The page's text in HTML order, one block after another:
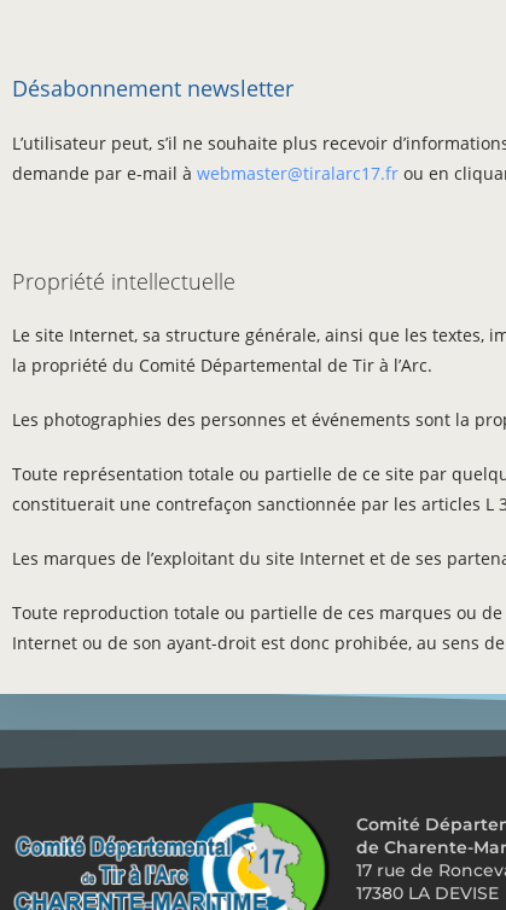
Désabonnement newsletter
L’utilisateur peut, s’il ne souhaite plus recevoir
demande par e-mail à webmaster@tiralarc17.fr ou en
Propriété intellectuelle
Le site Internet, sa structure générale, ainsi que les textes,
la propriété du Comité Départemental de Tir à l’Arc.
Les photographies des personnes et événements sont la
Toute représentation totale ou partielle de ce site par
constituerait une contrefaçon sanctionnée par les articles
Les marques de l’exploitant du site Internet et de ses
Toute reproduction totale ou partielle de ces marques ou
Internet ou de son ayant-droit est donc prohibée, au sens de
Comité
de Charente-
17 rue de
17380 LA DEVISE